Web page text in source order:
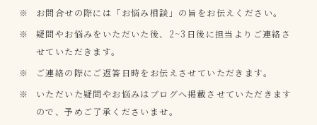
お問合せの際には「お悩み相談」の旨をお伝えください。
疑問やお悩みをいただいた後、2~3日後に担当よりご連絡さ
せていただきます。
ご連絡の際にご返答日時をお伝えさせていただきます。
いただいた疑問やお悩みはブログへ掲載させていただきます
ので、予めご了承くださいませ。